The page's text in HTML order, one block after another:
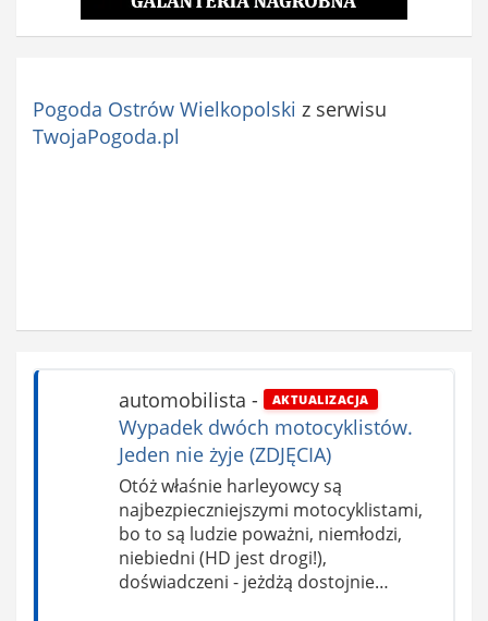
Pogoda Ostrów Wielkopolski z serwisu
TwojaPogoda.pl
automobilista - AKTUALIZACJA
Wypadek dwóch motocyklistów.
Jeden nie żyje (ZDJĘCIA)
Otóż właśnie harleyowcy są
najbezpieczniejszymi motocyklistami,
bo to są ludzie poważni, niemłodzi,
niebiedni (HD jest drogi!),
doświadczeni - jeżdżą dostojnie…